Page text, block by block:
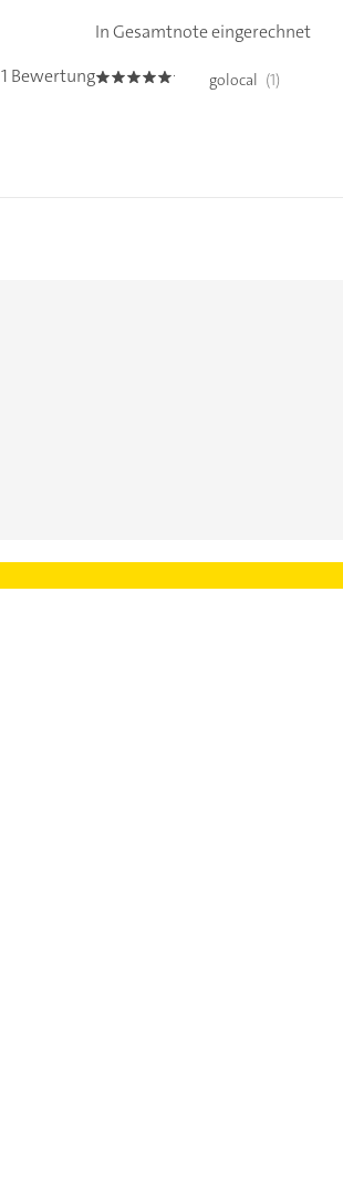
1 Bewertung
In Gesamtnote eingerechnet
5.0 golocal (1)